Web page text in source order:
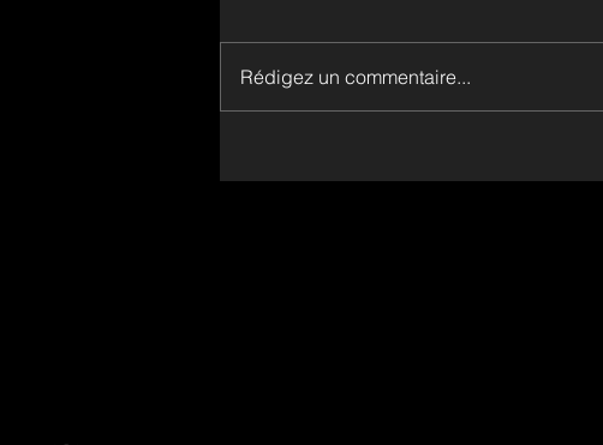
Rédigez un commentaire...